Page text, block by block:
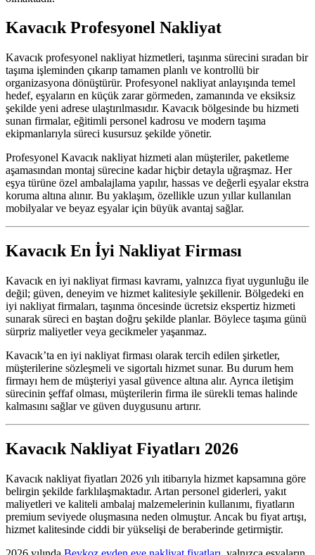
Kavacık Profesyonel Nakliyat
Kavacık profesyonel nakliyat hizmetleri, taşınma sürecini sıradan bir
taşıma işleminden çıkarıp tamamen planlı ve kontrollü bir
organizasyona dönüştürür. Profesyonel nakliyat anlayışında temel
hedef, eşyaların en küçük zarar görmeden, zamanında ve eksiksiz
şekilde yeni adrese ulaştırılmasıdır. Kavacık bölgesinde bu hizmeti
sunan firmalar, eğitimli personel kadrosu ve modern taşıma
ekipmanlarıyla süreci kusursuz şekilde yönetir.
Profesyonel Kavacık nakliyat hizmeti alan müşteriler, paketleme
aşamasından montaj sürecine kadar hiçbir detayla uğraşmaz. Her
eşya türüne özel ambalajlama yapılır, hassas ve değerli eşyalar ekstra
koruma altına alınır. Bu yaklaşım, özellikle uzun yıllar kullanılan
mobilyalar ve beyaz eşyalar için büyük avantaj sağlar.
Kavacık En İyi Nakliyat Firması
Kavacık en iyi nakliyat firması kavramı, yalnızca fiyat uygunluğu ile
değil; güven, deneyim ve hizmet kalitesiyle şekillenir. Bölgedeki en
iyi nakliyat firmaları, taşınma öncesinde ücretsiz ekspertiz hizmeti
sunarak süreci en baştan doğru şekilde planlar. Böylece taşıma günü
sürpriz maliyetler veya gecikmeler yaşanmaz.
Kavacık’ta en iyi nakliyat firması olarak tercih edilen şirketler,
müşterilerine sözleşmeli ve sigortalı hizmet sunar. Bu durum hem
firmayı hem de müşteriyi yasal güvence altına alır. Ayrıca iletişim
sürecinin şeffaf olması, müşterilerin firma ile sürekli temas halinde
kalmasını sağlar ve güven duygusunu artırır.
Kavacık Nakliyat Fiyatları 2026
Kavacık nakliyat fiyatları 2026 yılı itibarıyla hizmet kapsamına göre
belirgin şekilde farklılaşmaktadır. Artan personel giderleri, yakıt
maliyetleri ve kaliteli ambalaj malzemelerinin kullanımı, fiyatların
premium seviyede oluşmasına neden olmuştur. Ancak bu fiyat artışı,
hizmet kalitesinde ciddi bir yükselişi de beraberinde getirmiştir.